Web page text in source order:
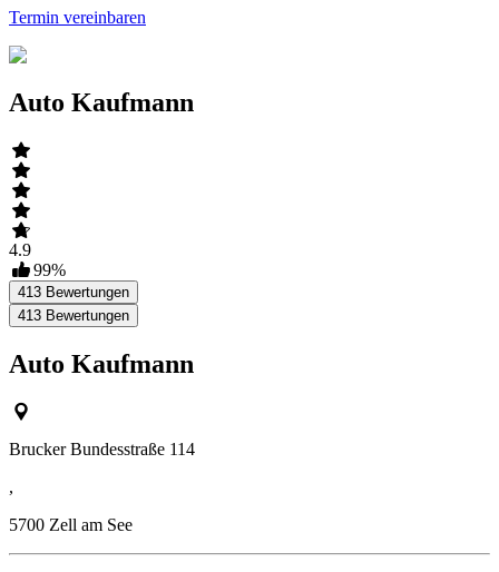
Termin vereinbaren
Auto Kaufmann
4.9
99%
413 Bewertungen
413 Bewertungen
Auto Kaufmann
Brucker Bundesstraße 114
,
5700 Zell am See